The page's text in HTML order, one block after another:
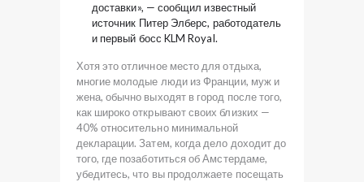
доставки», — сообщил известный
источник Питер Элберс, работодатель
и первый босс KLM Royal.
Хотя это отличное место для отдыха,
многие молодые люди из Франции, муж и
жена, обычно выходят в город после того,
как широко открывают своих близких —
40% относительно минимальной
декларации. Затем, когда дело доходит до
того, где позаботиться об Амстердаме,
убедитесь, что вы продолжаете посещать